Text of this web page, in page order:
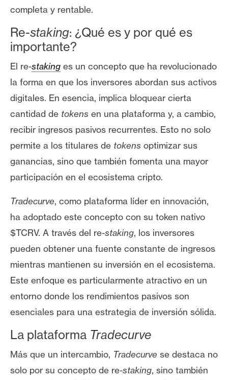
s
N
o
t
s
d
e
P
e
n
a
e
m
a
s
e
c
u
completa y rentable.
Re-staking: ¿Qué es y por qué es
importante?
El re-staking es un concepto que ha revolucionado
la forma en que los inversores abordan sus activos
digitales. En esencia, implica bloquear cierta
cantidad de tokens en una plataforma y, a cambio,
recibir ingresos pasivos recurrentes. Esto no solo
permite a los titulares de tokens optimizar sus
ganancias, sino que también fomenta una mayor
participación en el ecosistema cripto.
Tradecurve, como plataforma líder en innovación,
ha adoptado este concepto con su token nativo
$TCRV. A través del re-staking, los inversores
pueden obtener una fuente constante de ingresos
mientras mantienen su inversión en el ecosistema.
Este enfoque es particularmente atractivo en un
entorno donde los rendimientos pasivos son
esenciales para una estrategia de inversión sólida.
La plataforma Tradecurve
Más que un intercambio, Tradecurve se destaca no
solo por su concepto de re-staking, sino también